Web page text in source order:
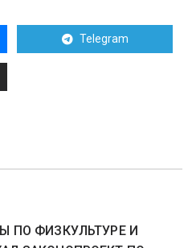
Telegram
ПО ФИЗКУЛЬТУРЕ И